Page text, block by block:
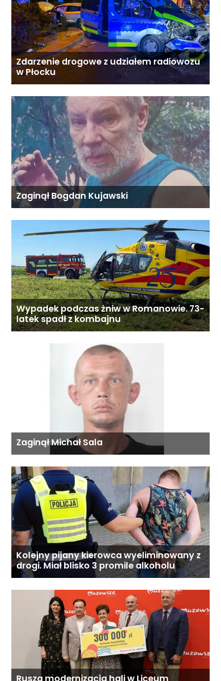
Zdarzenie drogowe z udziałem radiowozu
w Płocku
Zaginął Bogdan Kujawski
Wypadek podczas żniw w Romanowie. 73-
latek spadł z kombajnu
Zaginął Michał Sala
Kolejny pijany kierowca wyeliminowany z
drogi. Miał blisko 3 promile alkoholu
Rusza modernizacja hali w Liceum